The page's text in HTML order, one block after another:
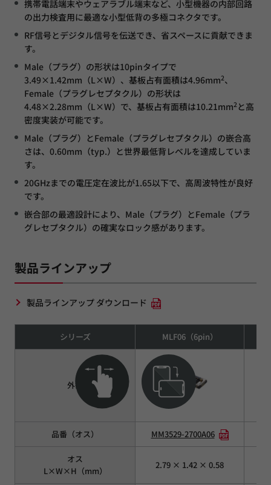
携帯電話端末やウェアラブル端末など、小型機器の内部回路
の出力検査用に最適な小型低背の多極コネクタです。
RF信号とデジタル信号を伝送でき、省スペースに貢献できま
す。
Male（プラグ）の形状は10pinタイプで
3.49×1.42mm（L×W）、基板占有面積は4.96mm2、
Female（プラグレセプタクル）の形状は
4.48×2.28mm（L×W）で、基板占有面積は10.21mm2 と高
密度実装が可能です。
Male（プラグ）とFemale（プラグレセプタクル）の嵌合高
さは、0.60mm（typ.）と世界最低背レベルを達成していま
す。
20GHzまでの電圧定在波比が1.65以下で、高周波特性が良好
です。
嵌合部の最適設計により、Male（プラグ）とFemale（プラ
グレセプタクル）の確実なロック感があります。
製品ラインアップ
製品ラインアップ ダウンロード
シリーズ MLF06（6pin）
外観
品番（オス） MM3529-2700A06
オス
L×W×H（mm）
2.79 × 1.42 × 0.58